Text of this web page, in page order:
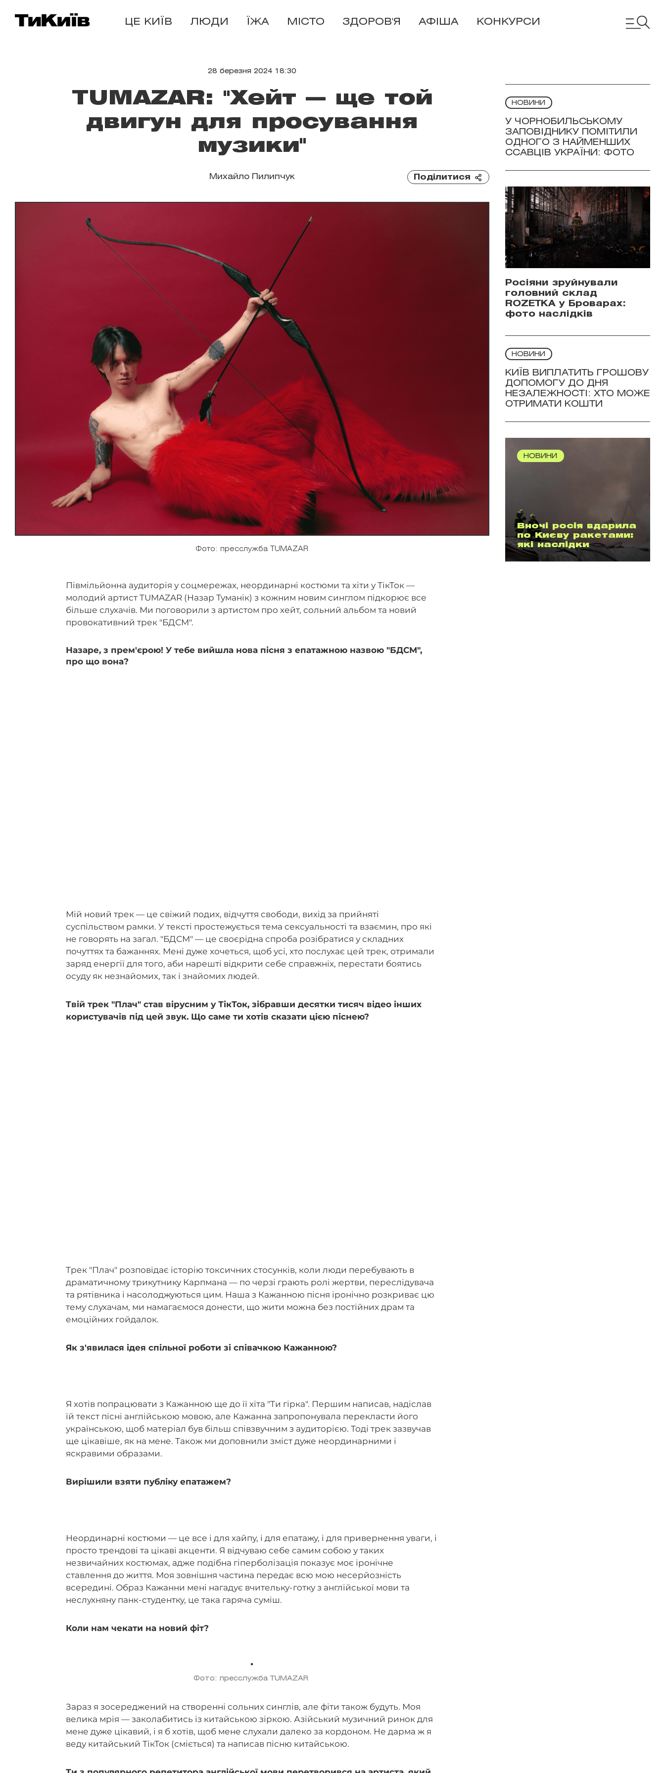
ЦЕ КИЇВ ЛЮДИ ЇЖА МІСТО ЗДОРОВ'Я АФІША КОНКУРСИ
28 березня 2024 18:30
TUMAZAR: "Хейт — ще той
двигун для просування
музики"
Михайло Пилипчук Поділитися
Фото: пресслужба TUMAZAR
Півмільйонна аудиторія у соцмережах, неординарні костюми та хіти у ТікТок —
молодий артист TUMAZAR (Назар Туманік) з кожним новим синглом підкорює все
більше слухачів. Ми поговорили з артистом про хейт, сольний альбом та новий
провокативний трек "БДСМ".
Назаре, з прем'єрою! У тебе вийшла нова пісня з епатажною назвою "БДСМ",
про що вона?
Мій новий трек — це свіжий подих, відчуття свободи, вихід за прийняті
суспільством рамки. У тексті простежується тема сексуальності та взаємин, про які
не говорять на загал. "БДСМ" — це своєрідна спроба розібратися у складних
почуттях та бажаннях. Мені дуже хочеться, щоб усі, хто послухає цей трек, отримали
заряд енергії для того, аби нарешті відкрити себе справжніх, перестати боятись
осуду як незнайомих, так і знайомих людей.
Твій трек "Плач" став вірусним у ТікТок, зібравши десятки тисяч відео інших
користувачів під цей звук. Що саме ти хотів сказати цією піснею?
Трек "Плач" розповідає історію токсичних стосунків, коли люди перебувають в
драматичному трикутнику Карпмана — по черзі грають ролі жертви, переслідувача
та рятівника і насолоджуються цим. Наша з Кажанною пісня іронічно розкриває цю
тему слухачам, ми намагаємося донести, що жити можна без постійних драм та
емоційних гойдалок.
Як з'явилася ідея спільної роботи зі співачкою Кажанною?
Я хотів попрацювати з Кажанною ще до її хіта "Ти гірка". Першим написав, надіслав
їй текст пісні англійською мовою, але Кажанна запропонувала перекласти його
українською, щоб матеріал був більш співзвучним з аудиторією. Тоді трек зазвучав
ще цікавіше, як на мене. Також ми доповнили зміст дуже неординарними і
яскравими образами.
Вирішили взяти публіку епатажем?
Неординарні костюми — це все і для хайпу, і для епатажу, і для привернення уваги, і
просто трендові та цікаві акценти. Я відчуваю себе самим собою у таких
незвичайних костюмах, адже подібна гіперболізація показує моє іронічне
ставлення до життя. Моя зовнішня частина передає всю мою несерйозність
всередині. Образ Кажанни мені нагадує вчительку-готку з англійської мови та
неслухняну панк-студентку, це така гаряча суміш.
Коли нам чекати на новий фіт?
Фото: пресслужба TUMAZAR
Зараз я зосереджений на створенні сольних синглів, але фіти також будуть. Моя
велика мрія — заколабитись із китайською зіркою. Азійський музичний ринок для
мене дуже цікавий, і я б хотів, щоб мене слухали далеко за кордоном. Не дарма ж я
веду китайський ТікТок (сміється) та написав пісню китайською.
НОВИНИ
У ЧОРНОБИЛЬСЬКОМУ
ЗАПОВІДНИКУ ПОМІТИЛИ
ОДНОГО З НАЙМЕНШИХ
ССАВЦІВ УКРАЇНИ: ФОТО
Росіяни зруйнували
головний склад
ROZETKA у Броварах:
фото наслідків
НОВИНИ
КИЇВ ВИПЛАТИТЬ ГРОШОВУ
ДОПОМОГУ ДО ДНЯ
НЕЗАЛЕЖНОСТІ: ХТО МОЖЕ
ОТРИМАТИ КОШТИ
НОВИНИ
Вночі росія вдарила
по Києву ракетами:
які наслідки